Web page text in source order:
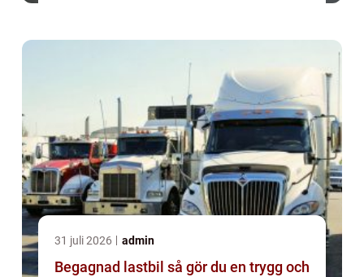
31 juli 2026 admin
Begagnad lastbil så gör du en trygg och